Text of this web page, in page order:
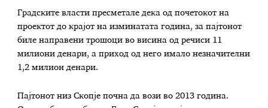
Градските власти пресметале дека од почетокот на
проектот до крајот на изминатата година, за пајтонот
биле направени трошоци во висина од речиси 11
милиони денари, а приход од него имало незначителни
1,2 милион денари.
Пајтонот низ Скопје почна да вози во 2013 година.